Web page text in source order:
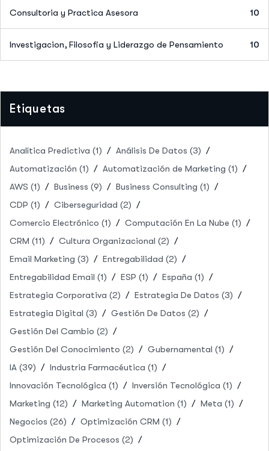
Consultoria y Practica Asesora 10
Investigacion, Filosofia y Liderazgo de Pensamiento 10
Etiquetas
Analítica Predictiva (1) Análisis De Datos (3)
Automatización (1) Automatización de Marketing (1)
AWS (1) Business (9) Business Consulting (1)
CDP (1) Ciberseguridad (2)
Comercio Electrónico (1) Computación En La Nube (1)
CRM (11) Cultura Organizacional (2)
Email Marketing (3) Entregabilidad (2)
Entregabilidad Email (1) ESP (1) España (1)
Estrategia Corporativa (2) Estrategia De Datos (3)
Estrategia Digital (3) Gestión De Datos (2)
Gestión Del Cambio (2)
Gestión Del Conocimiento (2) Gubernamental (1)
IA (39) Industria Farmacéutica (1)
Innovación Tecnológica (1) Inversión Tecnológica (1)
Marketing (12) Marketing Automation (1) Meta (1)
Negocios (26) Optimización CRM (1)
Optimización De Procesos (2)